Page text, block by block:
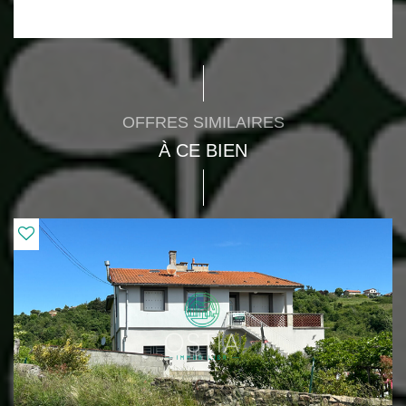
OFFRES SIMILAIRES
À CE BIEN